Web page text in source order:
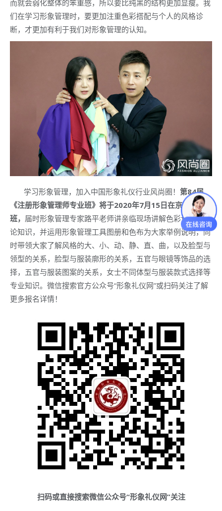
而就会弱化整体的笨重感，所以要比纯黑的结构更加显瘦。我
们在学习形象管理时，要更加注重色彩搭配与个人的风格诊
断，才更加有利于我们对形象管理的认知。
学习形象管理，加入中国形象礼仪行业风尚圈！ 第84届
《注册形象管理师专业班》将于2020年7月15日在京隆重开
班， 届时形象管理专家路平老师讲亲临现场讲解色彩诊断的理
论知识，并运用形象管理工具图册和色布为大家举例说明，同
时带领大家了解风格的大、小、动、静、直、曲，以及脸型与
领型的关系，脸型与服装廓形的关系，五官与眼镜等饰品的选
择，五官与服装图案的关系，女士不同体型与服装款式选择等
专业知识。微信搜索官方公众号“形象礼仪网”或扫码关注了解
更多报名详情！
扫码或直接搜索微信公众号“形象礼仪网”关注